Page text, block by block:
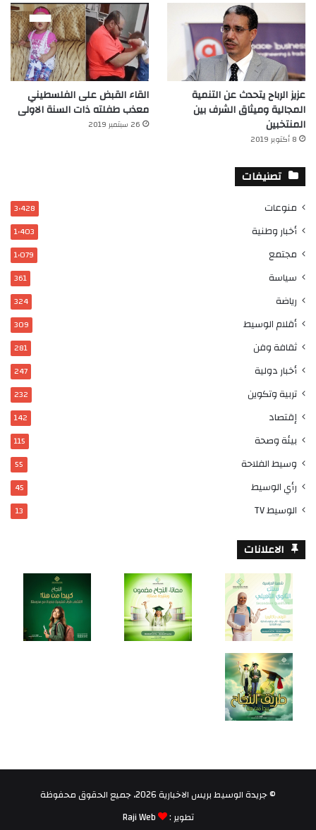
عزيز الرباح يتحدث عن التنمية
المجالية وميثاق الشرف بين
المنتخبين
8 أكتوبر 2019
القاء القبض على الفلسطيني
معذب طفلته ذات السنة الاولى
26 سبتمبر 2019
تصنيفات
منوعات 3٬428
أخبار وطنية 1٬403
مجتمع 1٬079
سياسة 361
رياضة 324
أقلام الوسيط 309
ثقافة وفن 281
أخبار دولية 247
تربية وتكوين 232
إقتصاد 142
بيئة وصحة 115
وسيط الفلاحة 55
رأي الوسيط 45
الوسيط TV 13
الاعلانات
© جريدة الوسيط بريس الاخبارية 2026، جميع الحقوق محفوظة
تطوير :
Raji Web